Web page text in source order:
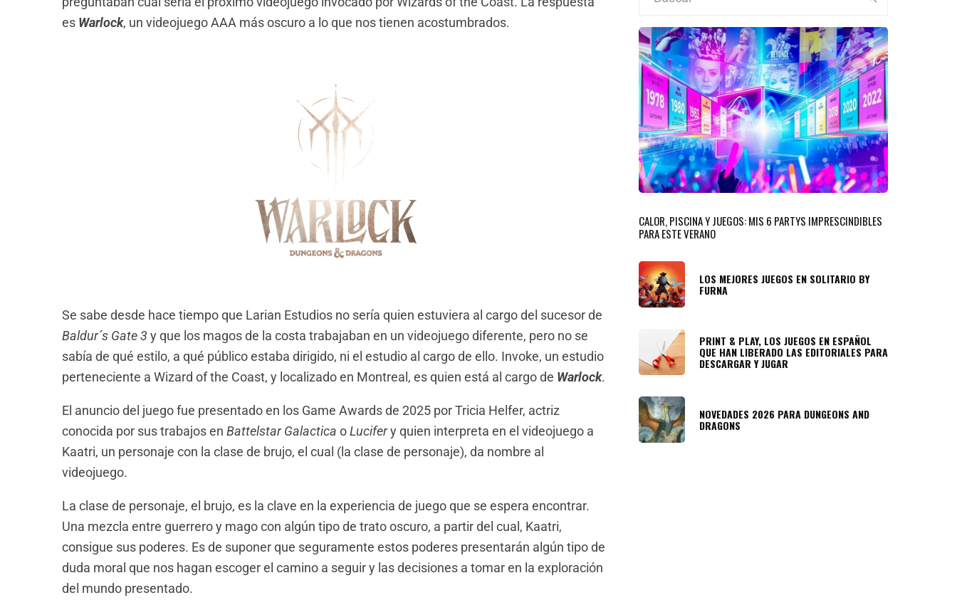
es Warlock, un videojuego AAA más oscuro a lo que nos tienen acostumbrados.
Se sabe desde hace tiempo que Larian Estudios no sería quien estuviera al cargo del sucesor de
Baldur´s Gate 3y que los magos de la costa trabajaban en un videojuego diferente, pero no se
sabía de qué estilo, a qué público estaba dirigido, ni el estudio al cargo de ello. Invoke, un estudio
perteneciente a Wizard of the Coast, y localizado en Montreal, es quien está al cargo de Warlock.
El anuncio del juego fue presentado en los Game Awards de 2025 por Tricia Helfer, actriz
conocida por sus trabajos en Battelstar Galactica oLucifery quien interpreta en el videojuego a
Kaatri, un personaje con la clase de brujo, el cual (la clase de personaje), da nombre al
videojuego.
La clase de personaje, el brujo, es la clave en la experiencia de juego que se espera encontrar.
Una mezcla entre guerrero y mago con algún tipo de trato oscuro, a partir del cual, Kaatri,
consigue sus poderes. Es de suponer que seguramente estos poderes presentarán algún tipo de
duda moral que nos hagan escoger el camino a seguir y las decisiones a tomar en la exploración
del mundo presentado.
CALOR, PISCINA Y JUEGOS: MIS 6 PARTYS IMPRESCINDIBLES
PARA ESTE VERANO
LOS MEJORES JUEGOS EN SOLITARIO BY
FURNA
PRINT & PLAY, LOS JUEGOS EN ESPAÑOL
QUE HAN LIBERADO LAS EDITORIALES PARA
DESCARGAR Y JUGAR
NOVEDADES 2026 PARA DUNGEONS AND
DRAGONS